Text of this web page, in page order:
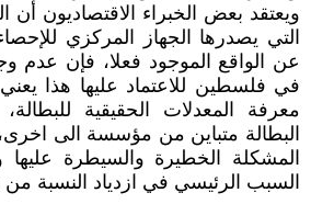
ويعتقد بعض الخبراء الاقتصاديون أن
التي يصدرها الجهاز المركزي
عن الواقع الموجود فعلا، فإن عدم
في فلسطين للاعتماد عليها هذا
معرفة المعدلات الحقيقية
البطالة متباين من مؤسسة الى
المشكلة الخطيرة والسيطرة عليها
السبب الرئيسي في ازدياد النسبة